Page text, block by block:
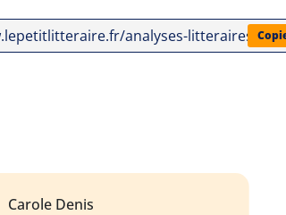
analyses-litteraires/
Carole Denis